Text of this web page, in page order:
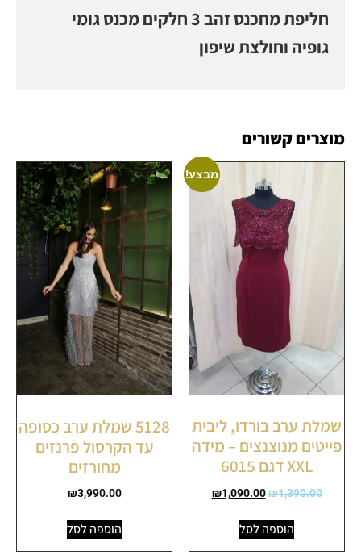
מוצרים קשורים
מבצע!
שמלת ערב בורדו, ליבית
פייטים מנוצנצים – מידה
XXL דגם 6015
₪1,390.00
₪1,090.00
הוספה לסל
5128 שמלת ערב כסופה
עד הקרסול פרנזים
מחורזים
₪3,990.00
הוספה לסל
חליפת מחכנס זהב 3 חלקים מכנס גומי
גופיה וחולצת שיפון